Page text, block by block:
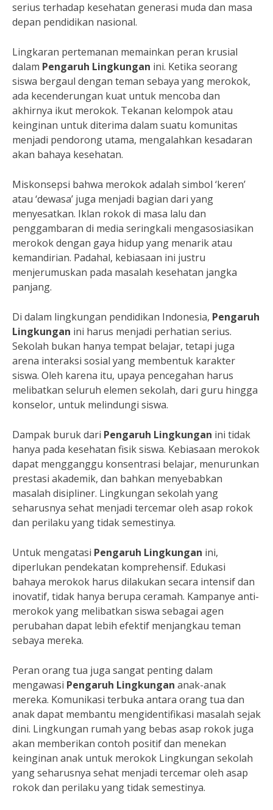
serius terhadap kesehatan generasi muda dan masa
depan pendidikan nasional.
Lingkaran pertemanan memainkan peran krusial
dalam Pengaruh Lingkungan ini. Ketika seorang
siswa bergaul dengan teman sebaya yang merokok,
ada kecenderungan kuat untuk mencoba dan
akhirnya ikut merokok. Tekanan kelompok atau
keinginan untuk diterima dalam suatu komunitas
menjadi pendorong utama, mengalahkan kesadaran
akan bahaya kesehatan.
Miskonsepsi bahwa merokok adalah simbol ‘keren’
atau ‘dewasa’ juga menjadi bagian dari yang
menyesatkan. Iklan rokok di masa lalu dan
penggambaran di media seringkali mengasosiasikan
merokok dengan gaya hidup yang menarik atau
kemandirian. Padahal, kebiasaan ini justru
menjerumuskan pada masalah kesehatan jangka
panjang.
Di dalam lingkungan pendidikan Indonesia, Pengaruh
Lingkungan ini harus menjadi perhatian serius.
Sekolah bukan hanya tempat belajar, tetapi juga
arena interaksi sosial yang membentuk karakter
siswa. Oleh karena itu, upaya pencegahan harus
melibatkan seluruh elemen sekolah, dari guru hingga
konselor, untuk melindungi siswa.
Dampak buruk dari Pengaruh Lingkungan ini tidak
hanya pada kesehatan fisik siswa. Kebiasaan merokok
dapat mengganggu konsentrasi belajar, menurunkan
prestasi akademik, dan bahkan menyebabkan
masalah disipliner. Lingkungan sekolah yang
seharusnya sehat menjadi tercemar oleh asap rokok
dan perilaku yang tidak semestinya.
Untuk mengatasi Pengaruh Lingkungan ini,
diperlukan pendekatan komprehensif. Edukasi
bahaya merokok harus dilakukan secara intensif dan
inovatif, tidak hanya berupa ceramah. Kampanye anti-
merokok yang melibatkan siswa sebagai agen
perubahan dapat lebih efektif menjangkau teman
sebaya mereka.
Peran orang tua juga sangat penting dalam
mengawasi Pengaruh Lingkungan anak-anak
mereka. Komunikasi terbuka antara orang tua dan
anak dapat membantu mengidentifikasi masalah sejak
dini. Lingkungan rumah yang bebas asap rokok juga
akan memberikan contoh positif dan menekan
keinginan anak untuk merokok Lingkungan sekolah
yang seharusnya sehat menjadi tercemar oleh asap
rokok dan perilaku yang tidak semestinya.